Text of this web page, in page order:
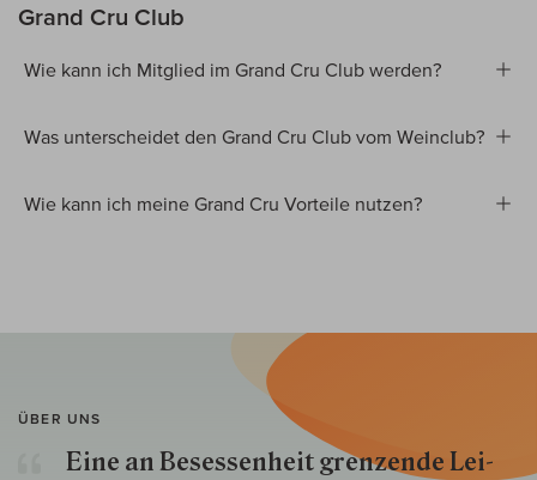
Grand Cru Club
Wie kann ich Mitglied im Grand Cru Club werden?
Was unterscheidet den Grand Cru Club vom Weinclub?
Wie kann ich meine Grand Cru Vorteile nutzen?
ÜBER UNS
Eine an Besessenheit gren­zende Lei­